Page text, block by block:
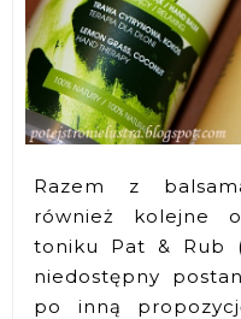
Razem z
również kolejne
toniku Pat & Rub
niedostępny
po inną